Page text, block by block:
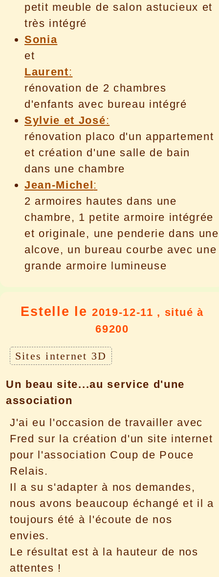
petit meuble de salon astucieux et
très intégré
Sonia
et
Laurent:
rénovation de 2 chambres
d'enfants avec bureau intégré
Sylvie et José:
rénovation placo d'un appartement
et création d'une salle de bain
dans une chambre
Jean-Michel:
2 armoires hautes dans une
chambre, 1 petite armoire intégrée
et originale, une penderie dans une
alcove, un bureau courbe avec une
grande armoire lumineuse
Estelle le 2019-12-11 , situé à
69200
Sites internet 3D
Un beau site...au service d'une
association
J'ai eu l'occasion de travailler avec
Fred sur la création d'un site internet
pour l'association Coup de Pouce
Relais.
Il a su s'adapter à nos demandes,
nous avons beaucoup échangé et il a
toujours été à l'écoute de nos
envies.
Le résultat est à la hauteur de nos
attentes !